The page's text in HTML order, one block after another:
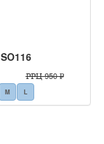
SO116
РРЦ 950 ₽
M L